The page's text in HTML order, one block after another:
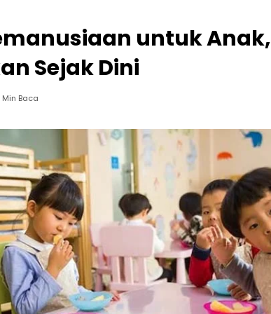
untuk Anak,
Sejak Dini
Min Baca